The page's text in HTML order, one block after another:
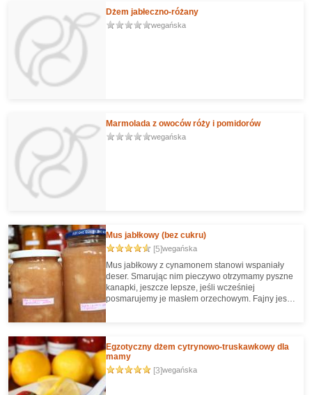
Dżem jabłeczno-różany
wegańska
Marmolada z owoców róży i pomidorów
wegańska
Mus jabłkowy (bez cukru)
[5]wegańska
Mus jabłkowy z cynamonem stanowi wspaniały
deser. Smarując nim pieczywo otrzymamy pyszne
kanapki, jeszcze lepsze, jeśli wcześniej
posmarujemy je masłem orzechowym. Fajny jest
Niektórzy przekładają nim ciasto robiąc szarlotkę.
Są też ciekawsze, mniej standardowe
zastosowania - np. "piernik" na musie jabłkowym
lub spody do tartaletek.
Egzotyczny dżem cytrynowo-truskawkowy dla
mamy
[3]wegańska